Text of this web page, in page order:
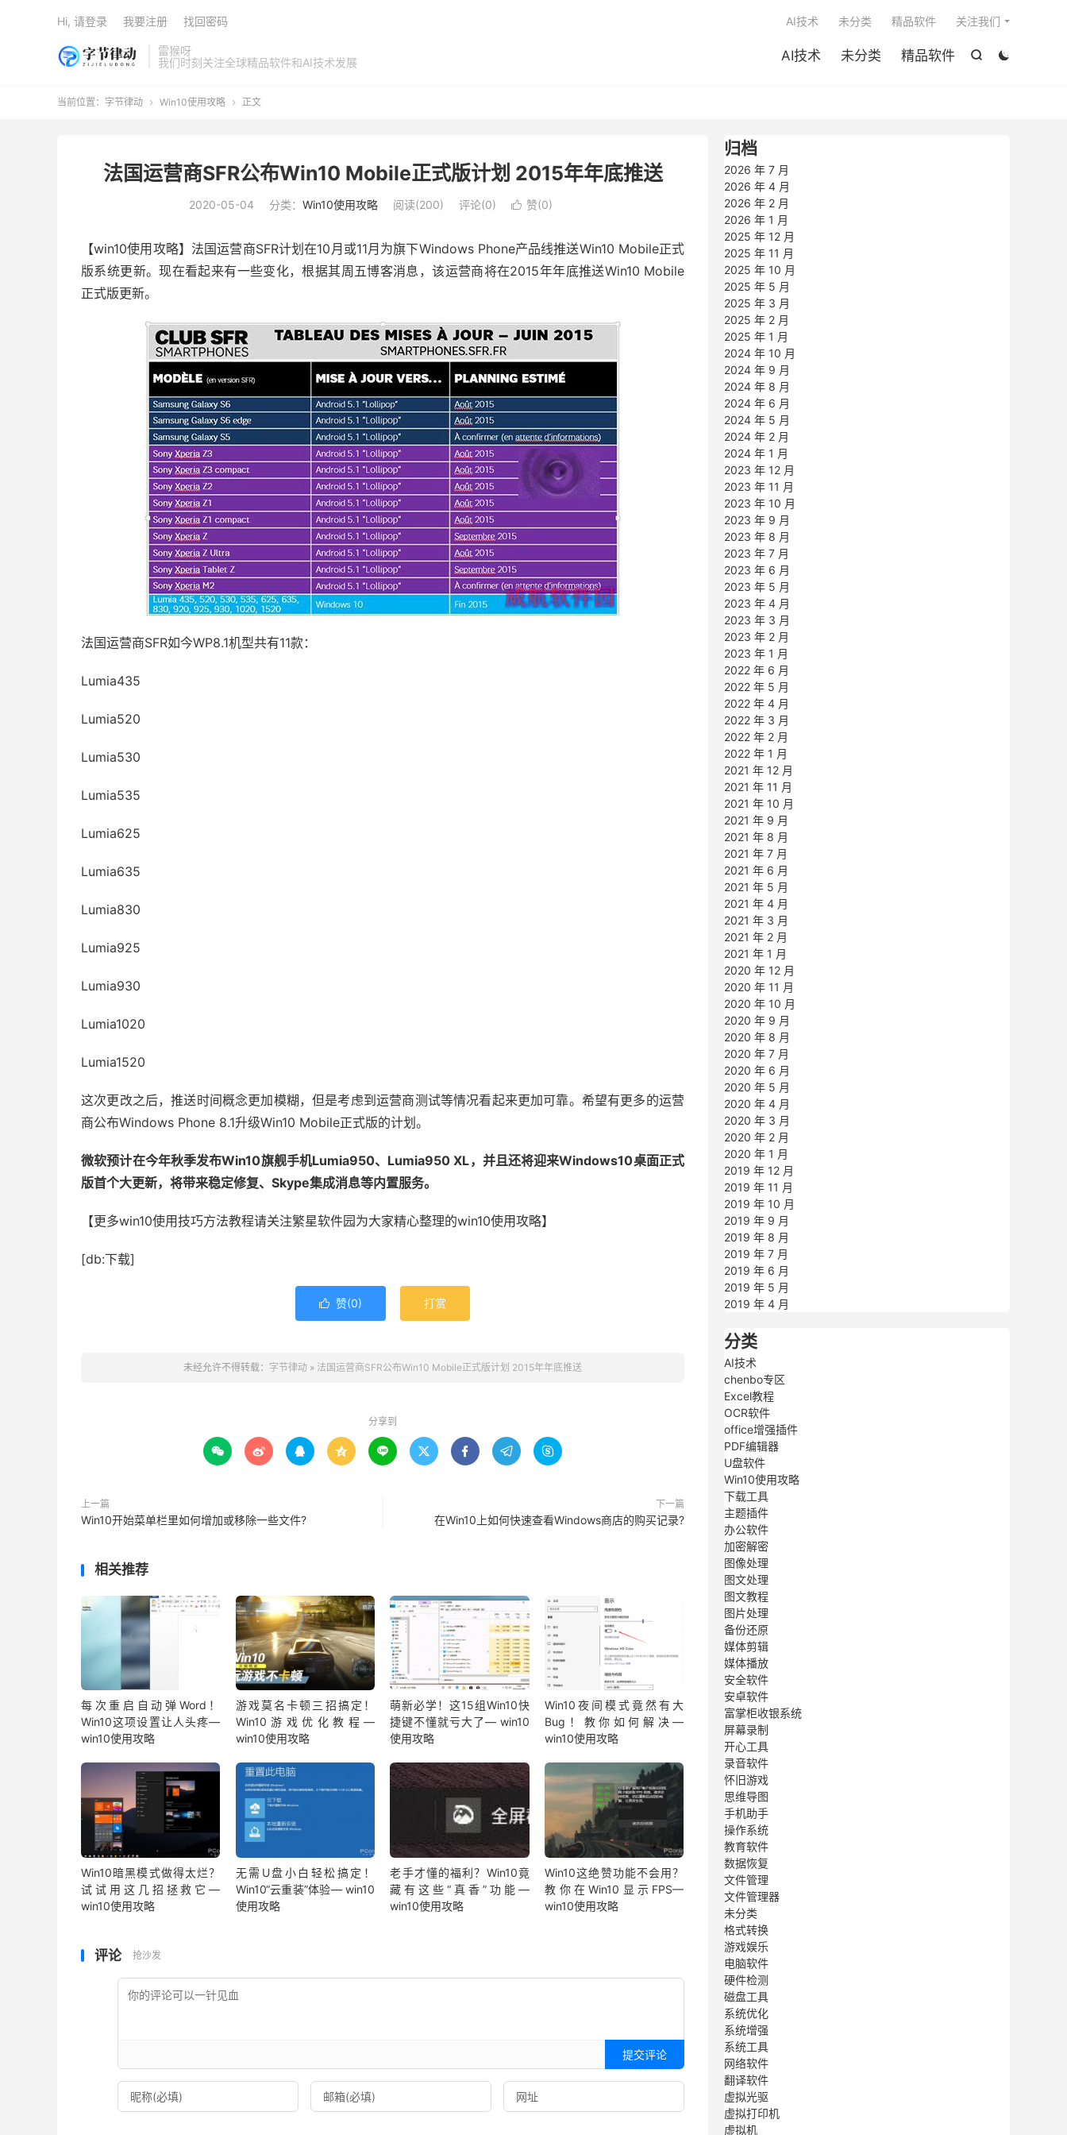
雷猴呀
我们时刻关注全球精品软件和AI技术发展


AI技术 未分类 精品软件
AI技术 未分类 精品软件 关注我们
Hi, 请登录 我要注册 找回密码
当前位置： 字节律动  Win10使用攻略  正文
法国运营商SFR公布Win10 Mobile正式版计划 2015年年底推送
2020-05-04 分类： Win10使用攻略 阅读(200) 评论(0)  赞(0)
【win10使用攻略】法国运营商SFR计划在10月或11月为旗下Windows Phone产品线推送Win10 Mobile正式
版系统更新。现在看起来有一些变化，根据其周五博客消息，该运营商将在2015年年底推送Win10 Mobile
正式版更新。
法国运营商SFR如今WP8.1机型共有11款：
Lumia435
Lumia520
Lumia530
Lumia535
Lumia625
Lumia635
Lumia830
Lumia925
Lumia930
Lumia1020
Lumia1520
这次更改之后，推送时间概念更加模糊，但是考虑到运营商测试等情况看起来更加可靠。希望有更多的运营
商公布Windows Phone 8.1升级Win10 Mobile正式版的计划。
微软预计在今年秋季发布Win10旗舰手机Lumia950、Lumia950 XL，并且还将迎来Windows10桌面正式
版首个大更新，将带来稳定修复、Skype集成消息等内置服务。
【更多win10使用技巧方法教程请关注繁星软件园为大家精心整理的win10使用攻略】
[db:下载]
 赞(0) 打赏
未经允许不得转载： 字节律动 » 法国运营商SFR公布Win10 Mobile正式版计划 2015年年底推送
分享到
        
上一篇
Win10开始菜单栏里如何增加或移除一些文件?
下一篇
在Win10上如何快速查看Windows商店的购买记录?
相关推荐
每次重启自动弹Word！
Win10这项设置让人头疼—
win10使用攻略
游戏莫名卡顿三招搞定！
Win10游戏优化教程—
win10使用攻略
萌新必学！这15组Win10快
捷键不懂就亏大了— win10
使用攻略
Win10夜间模式竟然有大
Bug！教你如何解决—
win10使用攻略
Win10暗黑模式做得太烂？
试试用这几招拯救它—
win10使用攻略
无需U盘小白轻松搞定！
Win10“云重装”体验— win10
使用攻略
老手才懂的福利？Win10竟
藏有这些“真香”功能—
win10使用攻略
Win10这绝赞功能不会用？
教你在Win10显示FPS—
win10使用攻略
评论 抢沙发
提交评论
归档
2026 年 7 月
2026 年 4 月
2026 年 2 月
2026 年 1 月
2025 年 12 月
2025 年 11 月
2025 年 10 月
2025 年 5 月
2025 年 3 月
2025 年 2 月
2025 年 1 月
2024 年 10 月
2024 年 9 月
2024 年 8 月
2024 年 6 月
2024 年 5 月
2024 年 2 月
2024 年 1 月
2023 年 12 月
2023 年 11 月
2023 年 10 月
2023 年 9 月
2023 年 8 月
2023 年 7 月
2023 年 6 月
2023 年 5 月
2023 年 4 月
2023 年 3 月
2023 年 2 月
2023 年 1 月
2022 年 6 月
2022 年 5 月
2022 年 4 月
2022 年 3 月
2022 年 2 月
2022 年 1 月
2021 年 12 月
2021 年 11 月
2021 年 10 月
2021 年 9 月
2021 年 8 月
2021 年 7 月
2021 年 6 月
2021 年 5 月
2021 年 4 月
2021 年 3 月
2021 年 2 月
2021 年 1 月
2020 年 12 月
2020 年 11 月
2020 年 10 月
2020 年 9 月
2020 年 8 月
2020 年 7 月
2020 年 6 月
2020 年 5 月
2020 年 4 月
2020 年 3 月
2020 年 2 月
2020 年 1 月
2019 年 12 月
2019 年 11 月
2019 年 10 月
2019 年 9 月
2019 年 8 月
2019 年 7 月
2019 年 6 月
2019 年 5 月
2019 年 4 月
分类
AI技术
chenbo专区
Excel教程
OCR软件
office增强插件
PDF编辑器
U盘软件
Win10使用攻略
下载工具
主题插件
办公软件
加密解密
图像处理
图文处理
图文教程
图片处理
备份还原
媒体剪辑
媒体播放
安全软件
安卓软件
富掌柜收银系统
屏幕录制
开心工具
录音软件
怀旧游戏
思维导图
手机助手
操作系统
教育软件
数据恢复
文件管理
文件管理器
未分类
格式转换
游戏娱乐
电脑软件
硬件检测
磁盘工具
系统优化
系统增强
系统工具
网络软件
翻译软件
虚拟光驱
虚拟打印机
虚拟机